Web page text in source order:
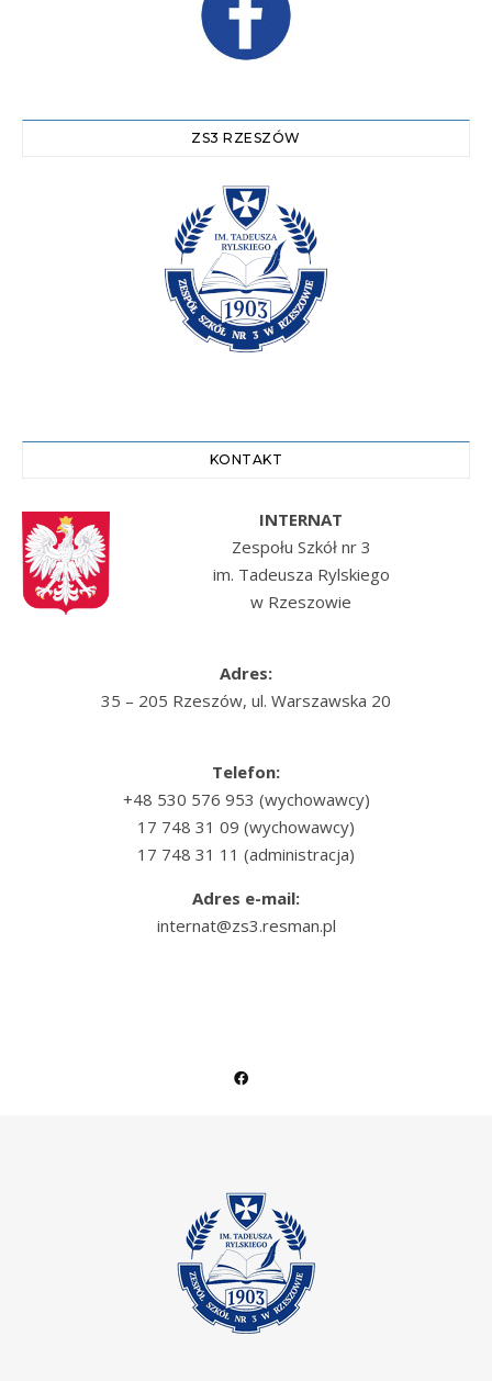
ZS3 RZESZÓW
KONTAKT
INTERNAT
Zespołu Szkół nr 3
im. Tadeusza Rylskiego
w Rzeszowie
Adres:
35 – 205 Rzeszów, ul. Warszawska 20
Telefon:
+48 530 576 953 (wychowawcy)
17 748 31 09 (wychowawcy)
17 748 31 11 (administracja)
Adres e-mail:
internat@zs3.resman.pl